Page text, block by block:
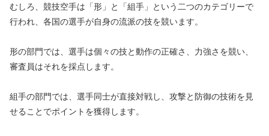
むしろ、競技空手は「形」と「組手」という二つのカテゴリーで
行われ、各国の選手が自身の流派の技を競います。
形の部門では、選手は個々の技と動作の正確さ、力強さを競い、
審査員はそれを採点します。
組手の部門では、選手同士が直接対戦し、攻撃と防御の技術を見
せることでポイントを獲得します。